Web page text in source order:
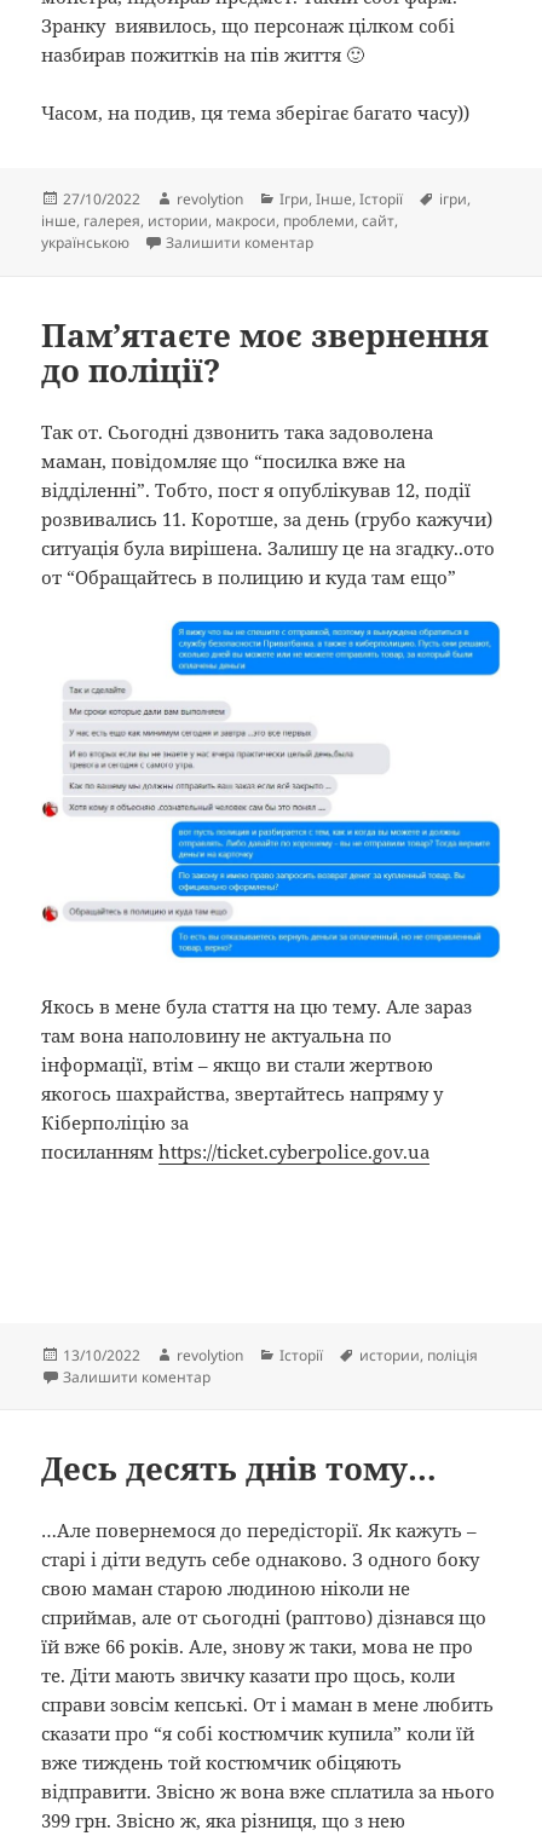
Зранку виявилось, що персонаж цілком собі
назбирав пожитків на пів життя 🙂
Часом, на подив, ця тема зберігає багато часу))
Опубліковано
27/10/2022 Автор
revolytion Категорії
Ігри,Інше,Історії Позначки
ігри,
інше, галерея, истории, макроси, проблеми,сайт,
українською
Залишити коментардо Обожнюю макроси
Пам’ятаєте моє звернення
до поліції?
Так от. Сьогодні дзвонить така задоволена
маман, повідомляє що “посилка вже на
відділенні”. Тобто, пост я опублікував 12, події
розвивались 11. Коротше, за день (грубо кажучи)
ситуація була вирішена. Залишу це на згадку..ото
от “Обращайтесь в полицию и куда там ещо”
Якось в мене була стаття на цю тему. Але зараз
там вона наполовину не актуальна по
інформації, втім – якщо ви стали жертвою
якогось шахрайства, звертайтесь напряму у
Кіберполіцію за
посиланнямhttps://ticket.cyberpolice.gov.ua
Опубліковано
13/10/2022 Автор
revolytion Категорії
Історії Позначки
истории, поліція
Залишити коментардо Пам’ятаєте моє звернення до поліції?
Десь десять днів тому…
…Але повернемося до передісторії. Як кажуть –
старі і діти ведуть себе однаково. З одного боку
свою маман старою людиною ніколи не
сприймав, але от сьогодні (раптово) дізнався що
їй вже 66 років. Але, знову ж таки, мова не про
те. Діти мають звичку казати про щось, коли
справи зовсім кепські. От і маман в мене любить
сказати про “я собі костюмчик купила” коли їй
вже тиждень той костюмчик обіцяють
відправити. Звісно ж вона вже сплатила за нього
399 грн. Звісно ж, яка різниця, що з нею